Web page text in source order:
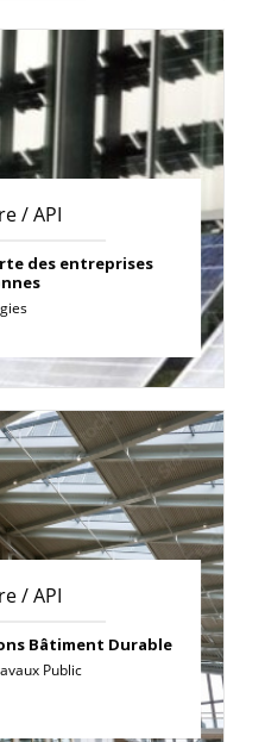
/ API
des entreprises
/ API
Bâtiment Durable
Public